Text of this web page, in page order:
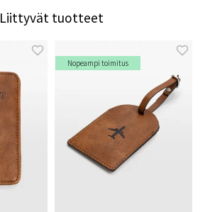
Liittyvät tuotteet
Nopeampi toimitus